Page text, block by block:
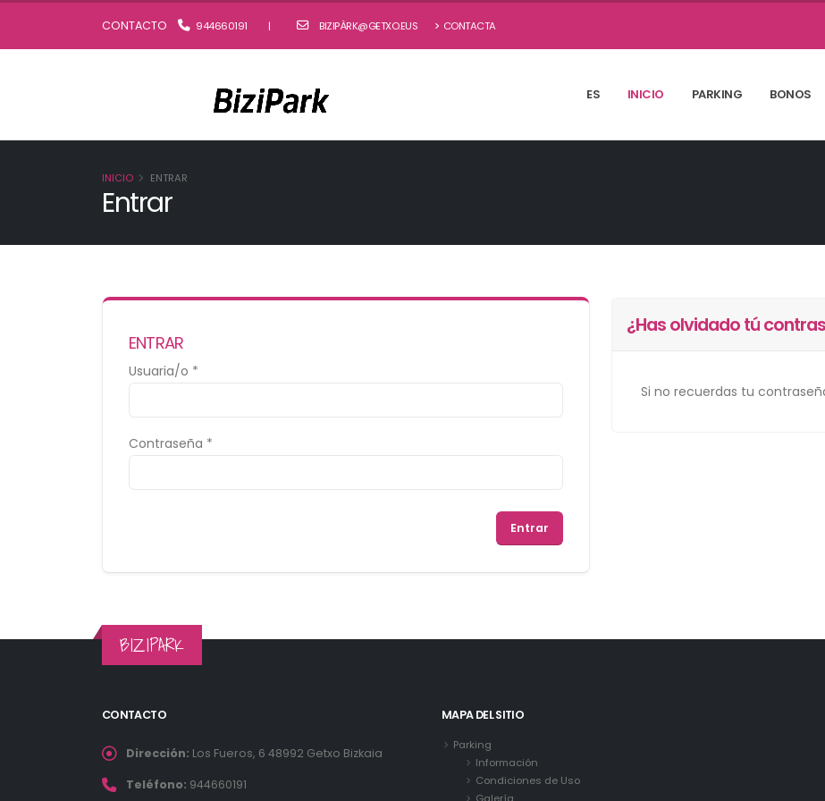
CONTACTO 944660191 | BIZIPÀRK@GETXO.EUS CONTACTA
ES INICIO PARKING BONOS
INICIO ENTRAR
Entrar
ENTRAR
Usuaria/o *
Contraseña *
¿Has olvidado tú
Si no recuerdas tu
BIZIPARK
CONTACTO
Dirección: Los Fueros, 6 48992 Getxo Bizkaia
Teléfono: 944660191
MAPA DEL SITIO
Parking
Información
Condiciones de Uso
Galería